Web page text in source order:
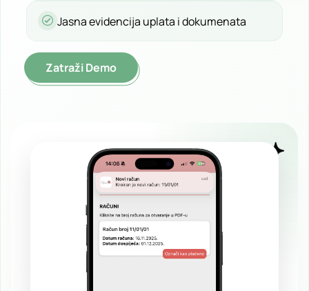
Jasna evidencija uplata i dokumenata
Zatraži Demo